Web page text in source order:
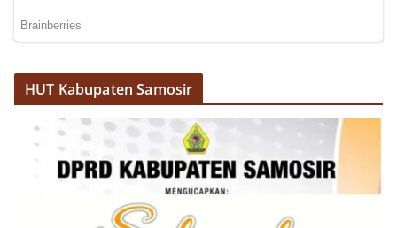
sambang Door to Door System (DDS) kepada
warga di wilayah Kelurahan Sunggal, Kecamatan
tersebut berlangsung sejak pukul 09.00 WIB
hingga selesai, menyasar rumah-rumah warga di
beberapa lingkungan yang ada di kelurahan
tersebut.‎Sambang Langsung ke Rumah
Warga‎Dalam kegiatan ini, Aiptu Muliyadi
Suraukur mendatangi warga secara langsung dari
rumah ke rumah untuk menjalin silaturahmi
sekaligus menyampaikan pesan-pesan
kamtibmas. Kehadiran petugas disambut baik
HUT Kabupaten Samosir